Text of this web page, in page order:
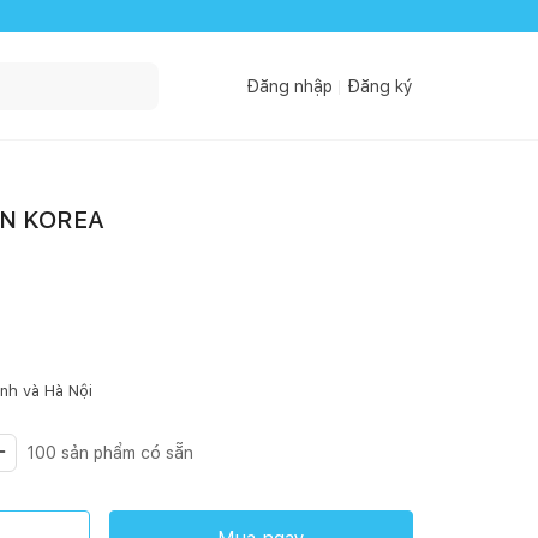
Đăng nhập Đăng ký
KOREA
và Hà Nội
100 sản phẩm có sẵn